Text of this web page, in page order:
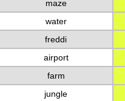
maze
water
freddi
airport
farm
jungle